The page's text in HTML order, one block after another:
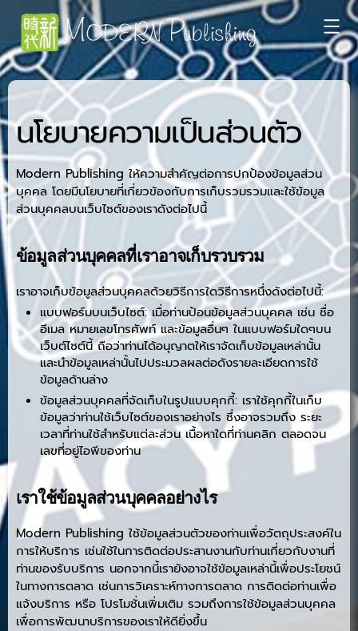
Modern
Publishing
นโยบายความเป็นส่วนตัว
Modern Publishing ให้ความสำคัญต่อการปกป้องข้อมูลส่วน
บุคคล โดยมีนโยบายที่เกี่ยวข้องกับการเก็บรวมรวมและใช้ข้อมูล
ส่วนบุคคลบนเว็บไซต์ของเราดังต่อไปนี้
ข้อมูลส่วนบุคคลที่เราอาจเก็บรวบรวม
เราอาจเก็บข้อมูลส่วนบุคคลด้วยวิธีการใดวิธีการหนึ่งดังต่อไปนี้:
แบบฟอร์มบนเว็บไซต์: เมื่อท่านป้อนข้อมูลส่วนบุคคล เช่น ชื่อ
อีเมล หมายเลขโทรศัพท์ และข้อมูลอื่นๆ ในแบบฟอร์มใดๆบน
เว็บต์ไซต์นี้ ถือว่าท่านได้อนุญาตให้เราจัดเก็บข้อมูลเหล่านั้น
และนำข้อมูลเหล่านั้นไปประมวลผลต่อดังรายละเอียดการใช้
ข้อมูลด้านล่าง
ข้อมูลส่วนบุคคลที่จัดเก็บในรูปแบบคุกกี้: เราใช้คุกกี้ในเก็บ
ข้อมูลว่าท่านใช้เว็บไซต์ของเราอย่างไร ซึ่งอาจรวมถึง ระยะ
เวลาที่ท่านใช้สำหรับแต่ละส่วน เนื้อหาใดที่ท่านคลิก ตลอดจน
เลขที่อยู่ไอพีของท่าน
เราใช้ข้อมูลส่วนบุคคลอย่างไร
Modern Publishing ใช้ข้อมูลส่วนตัวของท่านเพื่อวัตถุประสงค์ใน
การให้บริการ เช่นใช้ในการติดต่อประสานงานกับท่านเกี่ยวกับงานที่
ท่านของรับบริการ นอกจากนี้เรายังอาจใช้ข้อมูลเหล่านี้เพื่อประโยชน์
ในทางการตลาด เช่นการวิเคราะห์ทางการตลาด การติดต่อท่านเพื่อ
แจ้งบริการ หรือ โปรโมชั่นเพิ่มเติม รวมถึงการใช้ข้อมูลส่วนบุคคล
เพื่อการพัฒนาบริการของเราให้ดียิ่งขึ้น